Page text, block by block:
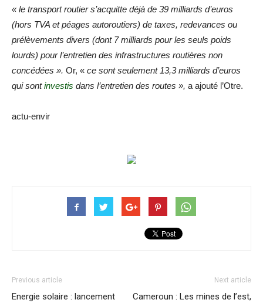
« le transport routiers’acquitte déjà de 39 milliards d’euros
(hors TVA et péages autoroutiers) de taxes, redevances ou
prélèvements divers (dont 7 milliards pour les seuls poids
lourds) pour l’entretien des infrastructures routières non
concédées ». Or, « ce sont seulement 13,3 milliards d’euros
qui sontinvestis dans l’entretien des routes », a ajouté l’Otre.
actu-envir
Previous article
Energie solaire : lancement
Next article
Cameroun : Les mines de l’est,